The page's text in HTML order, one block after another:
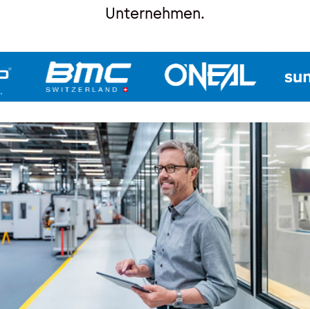
Unternehmen.
Wir sind pmOne
Partner & Technologie
Jobs & Karriere
Kontakt
Kontakt, Impressum
Datenschutz
AGBs
Hinweisgebersystem